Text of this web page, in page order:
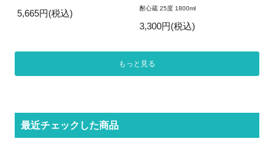
5,665円(税込) 酎心蔵 25度 1800ml
3,300円(税込)
もっと見る
最近チェックした商品